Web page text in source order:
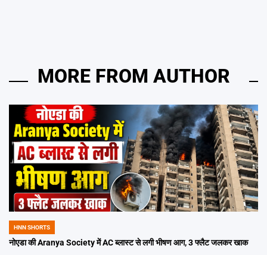
MORE FROM AUTHOR
POSTED
IN
HNN SHORTS
नोएडा की Aranya Society में AC ब्लास्ट से लगी भीषण आग, 3 फ्लैट जलकर खाक